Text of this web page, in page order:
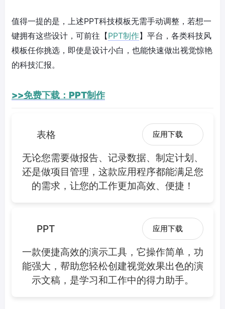
值得一提的是，上述PPT科技模板无需手动调整，若想一
键拥有这些设计，可前往【PPT制作】平台，各类科技风
模板任你挑选，即使是设计小白，也能快速做出视觉惊艳
的科技汇报。
>>免费下载：PPT制作
表格 应用下载
无论您需要做报告、记录数据、制定计划、
还是做项目管理，这款应用程序都能满足您
的需求，让您的工作更加高效、便捷！
PPT 应用下载
一款便捷高效的演示工具，它操作简单，功
能强大，帮助您轻松创建视觉效果出色的演
示文稿，是学习和工作中的得力助手。